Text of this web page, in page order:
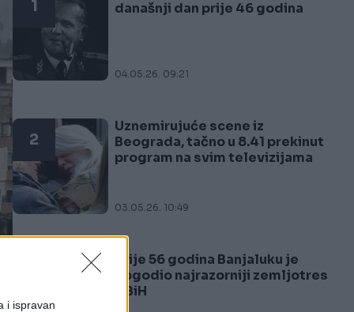
i ispravan
1
današnji dan prije 46 godina
04.05.26. 09:21
2
Uznemirujuće scene iz
Beograda, tačno u 8.41 prekinut
program na svim televizijama
03.05.26. 10:49
Prije 56 godina Banjaluku je
pogodio najrazorniji zemljotres
u BiH